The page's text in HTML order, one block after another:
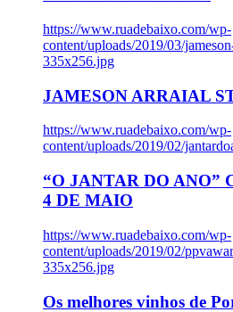
https://www.ruadebaixo.com/wp-
content/uploads/2019/03/
335x256.jpg
JAMESON ARRAIAL
https://www.ruadebaixo.com/wp-
content/uploads/2019/02/
“O JANTAR DO ANO”
4 DE MAIO
https://www.ruadebaixo.com/wp-
content/uploads/2019/02/
335x256.jpg
Os melhores vinhos de